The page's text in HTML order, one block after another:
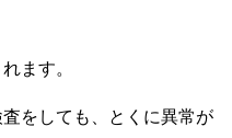
ます。
をしても、とくに異常が